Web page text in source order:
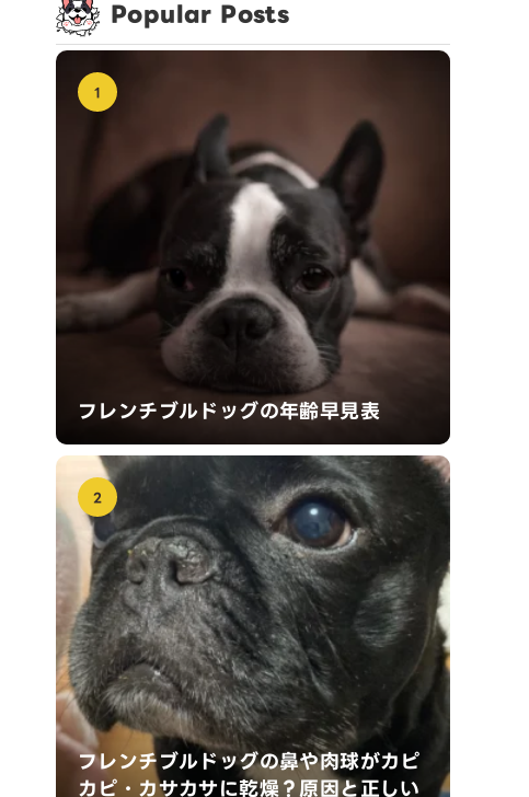
Popular Posts
1
フレンチブルドッグの年齢早見表
2
フレンチブルドッグの鼻や肉球がカピ
カピ・カサカサに乾燥？原因と正しい